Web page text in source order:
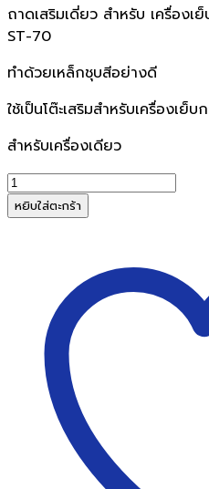
was:
is:
ถาดเสริมเดี่ยว สำหรับ เครื่องเ
ST-70
ทำด้วยเหล็กชุบสีอย่างดี
ใช้เป็นโต๊ะเสริมสำหรับเครื่องเย็
สำหรับเครื่องเดียว
จำนวน
SYSFORM
ถาด
กระดาษ
หยิบใส่ตะกร้า